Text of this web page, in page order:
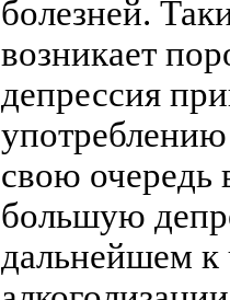
болезней.
возникает
депрессия
употреблению
свою очередь
большую
дальнейшем к